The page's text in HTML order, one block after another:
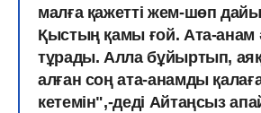
малға қажетті жем-шөп
Қыстың қамы ғой. Ата-анам
тұрады. Алла бұйыртып,
алған соң ата-анамды
кетемін",-деді Айтаңсыз